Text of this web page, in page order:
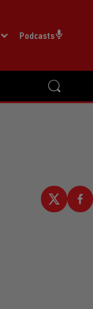
Podcasts